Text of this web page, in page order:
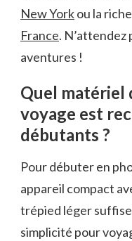
New Yorkou la
France. N’attendez
aventures !
Quel matériel
voyage est
débutants ?
Pour débuter en
appareil compact
trépied léger
simplicité pour